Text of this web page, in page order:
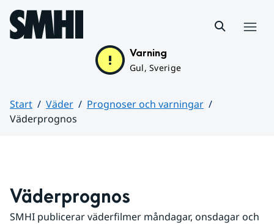
Hoppa till sidans innehåll
Varning
Gul, Sverige
Start Väder
Prognoser och varningar
Väderprognos
Väderprognos
SMHI publicerar väderfilmer måndagar, onsdagar och